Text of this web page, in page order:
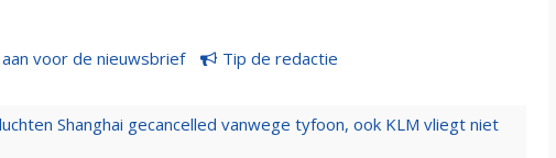
voor de nieuwsbrief Tip de redactie
Shanghai gecancelled vanwege tyfoon, ook KLM vliegt niet